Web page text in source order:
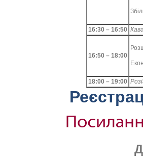
16:30 – 16:50
16:50 – 18:00
18:00 – 19:00